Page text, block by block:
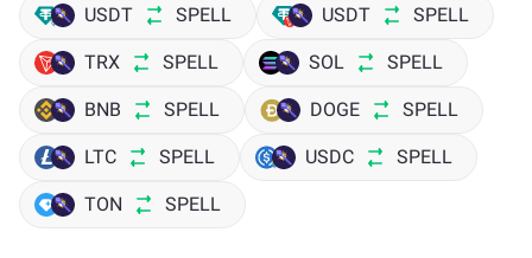
USDT SPELL USDT SPELL
TRX SPELL SOL SPELL
BNB SPELL DOGE SPELL
LTC SPELL USDC SPELL
TON SPELL